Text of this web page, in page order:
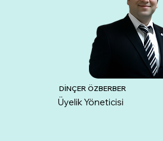
DİNÇER ÖZBERBER
Üyelik Yöneticisi